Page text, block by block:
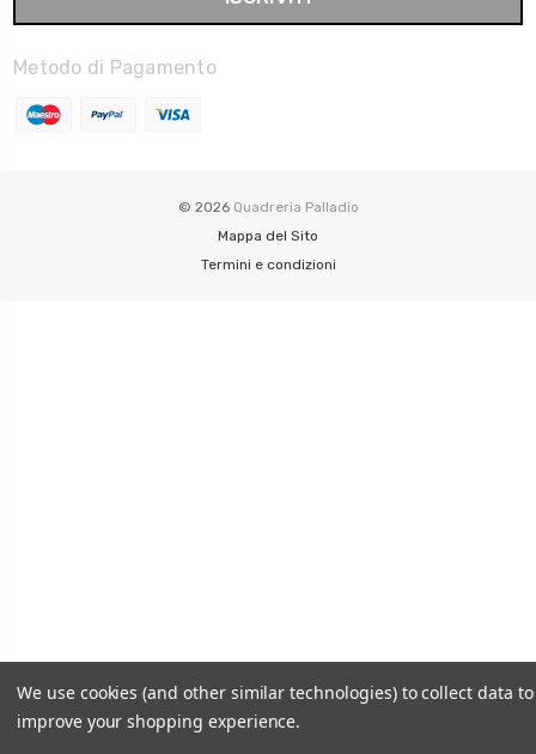
Metodo di Pagamento
© 2026 Quadreria Palladio
Mappa del Sito
Termini e condizioni
We use cookies (and other similar technologies) to collect data to
improve your shopping experience.